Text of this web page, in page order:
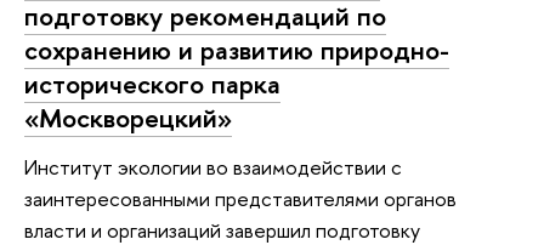
подготовку рекомендаций по
сохранению и развитию природно-
исторического парка
«Москворецкий»
Институт экологии во взаимодействии с
заинтересованными представителями органов
власти и организаций завершил подготовку